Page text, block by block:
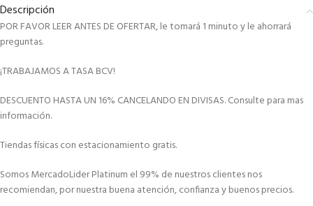
Descripción
POR FAVOR LEER ANTES DE OFERTAR, le tomará 1 minuto y le ahorrará
preguntas.
¡TRABAJAMOS A TASA BCV!
DESCUENTO HASTA UN 16% CANCELANDO EN DIVISAS. Consulte para mas
información.
Tiendas físicas con estacionamiento gratis.
Somos MercadoLider Platinum el 99% de nuestros clientes nos
recomiendan, por nuestra buena atención, confianza y buenos precios.